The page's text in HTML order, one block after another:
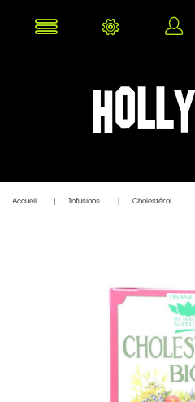
Accueil Infusions Cholestérol